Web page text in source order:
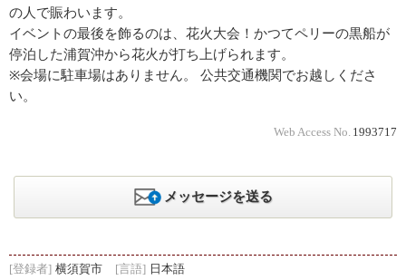
の人で賑わいます。
イベントの最後を飾るのは、花火大会！かつてペリーの黒船が
停泊した浦賀沖から花火が打ち上げられます。
※会場に駐車場はありません。 公共交通機関でお越しくださ
い。
Web Access No. 1993717
メッセージを送る
[登録者] 横須賀市 [言語] 日本語